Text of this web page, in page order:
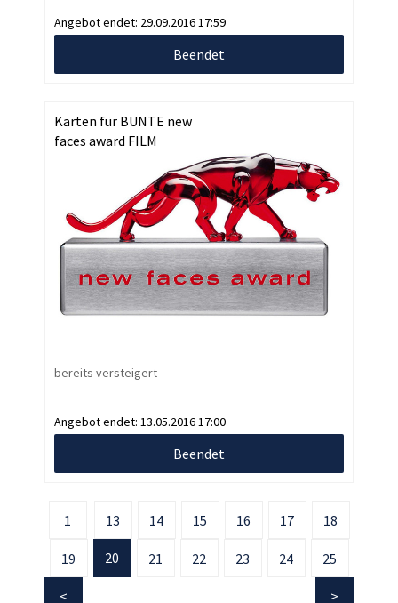
Angebot endet: 29.09.2016 17:59
Beendet
Karten für BUNTE new
faces award FILM
bereits versteigert
Angebot endet: 13.05.2016 17:00
Beendet
1 13 14 15 16 17 18
19 20 21 22 23 24 25